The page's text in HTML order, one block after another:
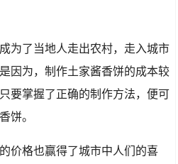
为了当地人走出农村，走入城市
因为，制作土家酱香饼的成本较
要掌握了正确的制作方法，便可
饼。
价格也赢得了城市中人们的喜